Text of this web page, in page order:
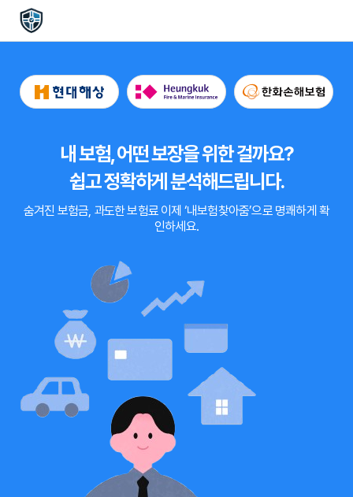
내 보험, 어떤 보장을 위한 걸까요?
쉽고 정확하게 분석해드립니다.
숨겨진 보험금, 과도한 보험료이제 ‘내보험찾아줌’으로 명쾌하게 확
인하세요.